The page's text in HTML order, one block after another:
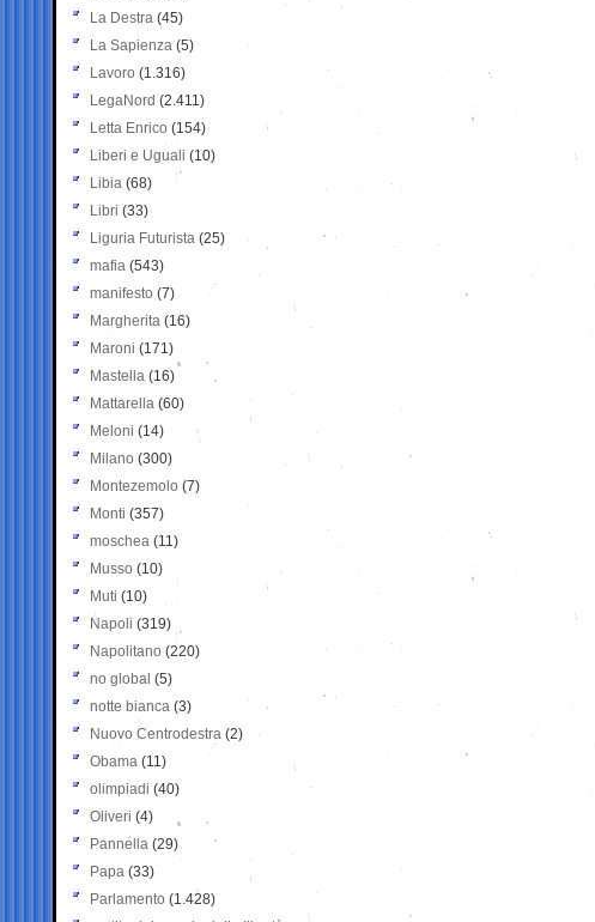
La Destra (45)
La Sapienza (5)
Lavoro (1.316)
LegaNord (2.411)
Letta Enrico (154)
Liberi e Uguali (10)
Libia (68)
Libri (33)
Liguria Futurista (25)
mafia (543)
manifesto (7)
Margherita (16)
Maroni (171)
Mastella (16)
Mattarella (60)
Meloni (14)
Milano (300)
Montezemolo (7)
Monti (357)
moschea (11)
Musso (10)
Muti (10)
Napoli (319)
Napolitano (220)
no global (5)
notte bianca (3)
Nuovo Centrodestra (2)
Obama (11)
olimpiadi (40)
Oliveri (4)
Pannella (29)
Papa (33)
Parlamento (1.428)